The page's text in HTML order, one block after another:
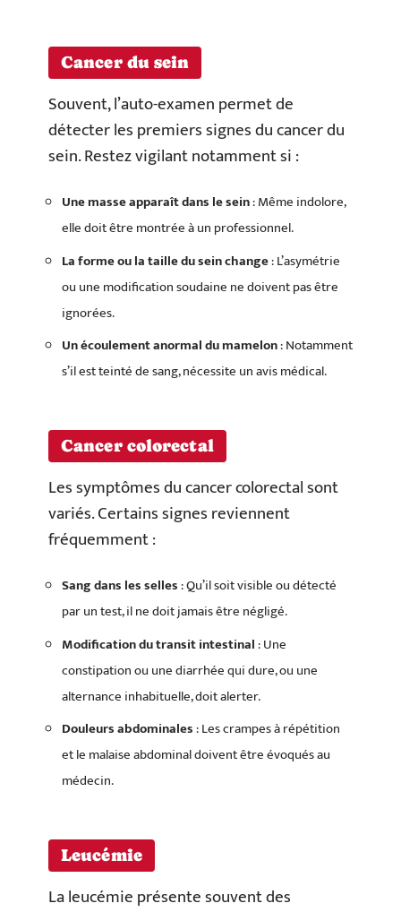
Cancer du sein
Souvent, l’auto-examen permet de
détecter les premiers signes du cancer du
sein. Restez vigilant notamment si :
Une masse apparaît dans le sein: Même indolore,
elle doit être montrée à un professionnel.
La forme ou la taille du sein change: L’asymétrie
ou une modification soudaine ne doivent pas être
ignorées.
Un écoulement anormal du mamelon: Notamment
s’il est teinté de sang, nécessite un avis médical.
Cancer colorectal
Les symptômes du cancer colorectal sont
variés. Certains signes reviennent
fréquemment :
Sang dans les selles: Qu’il soit visible ou détecté
par un test, il ne doit jamais être négligé.
Modification du transit intestinal: Une
constipation ou une diarrhée qui dure, ou une
alternance inhabituelle, doit alerter.
Douleurs abdominales: Les crampes à répétition
et le malaise abdominal doivent être évoqués au
médecin.
Leucémie
La leucémie présente souvent des